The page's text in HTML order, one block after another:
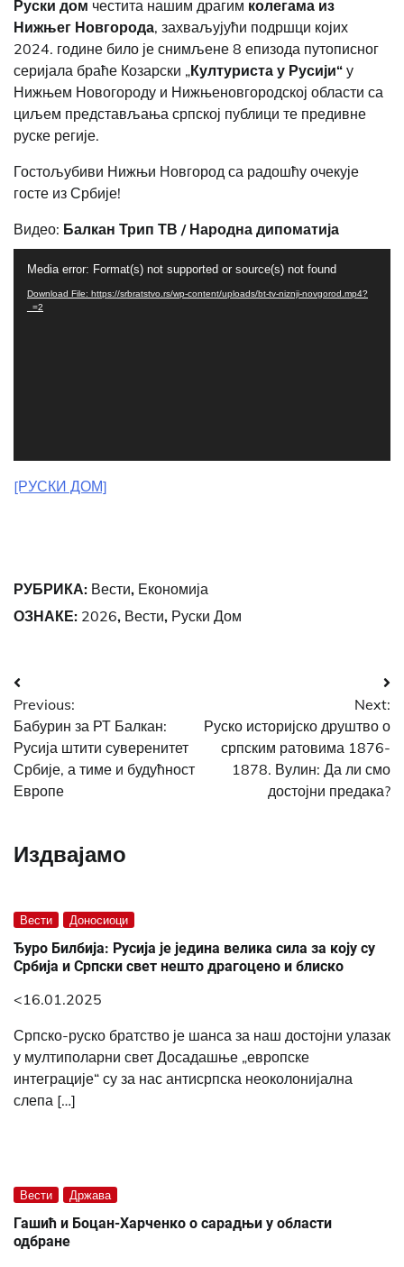
Руски дом честита нашим драгим колегама из
Нижњег Новгорода, захваљујући подршци којих
2024. године било је снимљене 8 епизода путописног
серијала браће Козарски „Културиста у Русији“ у
Нижњем Новогороду и Нижњеновгородској области са
циљем представљања српској публици те предивне
руске регије.
Гостољубиви Нижњи Новгород са радошћу очекује
госте из Србије!
Видео: Балкан Трип ТВ / Народна дипоматија
Media error: Format(s) not supported or source(s) not found
Download File: https://srbratstvo.rs/wp-content/uploads/bt-tv-niznji-novgorod.mp4?
_=2
[РУСКИ ДОМ]
РУБРИКА: Вести, Економија
ОЗНАКЕ: 2026, Вести, Руски Дом
Post
navigation
Previous:
Бабурин за РТ Балкан:
Русија штити суверенитет
Србије, а тиме и будућност
Европе
Next:
Руско историјско друштво о
српским ратовима 1876-
1878. Вулин: Да ли смо
достојни предака?
Издвајамо
Вести Доносиоци
Ђуро Билбија: Русија је једина велика сила за коју су
Србија и Српски свет нешто драгоцено и блиско
<16.01.2025
Српско-руско братство је шанса за наш достојни улазак
у мултиполарни свет Досадашње „европске
интеграције“ су за нас антисрпска неоколонијална
слепа […]
Вести Држава
Гашић и Боцан-Харченко о сарадњи у области
одбране